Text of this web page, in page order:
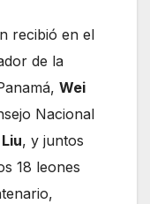
recibió en el
de la
Wei
Nacional
, y juntos
18 leones